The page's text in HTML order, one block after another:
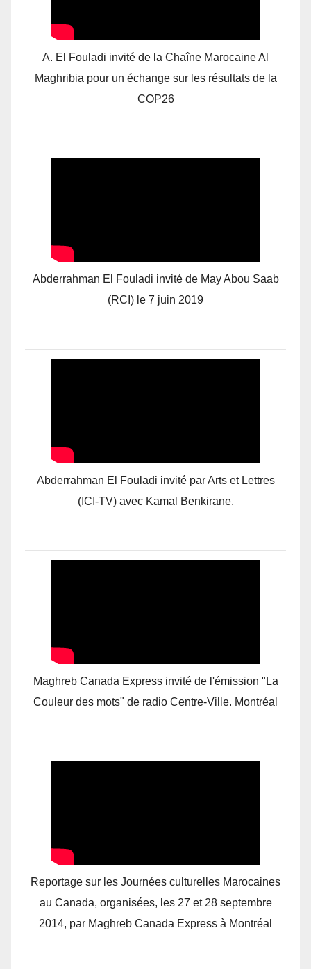
A. El Fouladi invité de la Chaîne Marocaine Al
Maghribia pour un échange sur les résultats de la
COP26
Abderrahman El Fouladi invité de May Abou Saab
(RCI) le 7 juin 2019
Abderrahman El Fouladi invité par Arts et Lettres
(ICI-TV) avec Kamal Benkirane.
Maghreb Canada Express invité de l'émission "La
Couleur des mots" de radio Centre-Ville. Montréal
Reportage sur les Journées culturelles Marocaines
au Canada, organisées, les 27 et 28 septembre
2014, par Maghreb Canada Express à Montréal